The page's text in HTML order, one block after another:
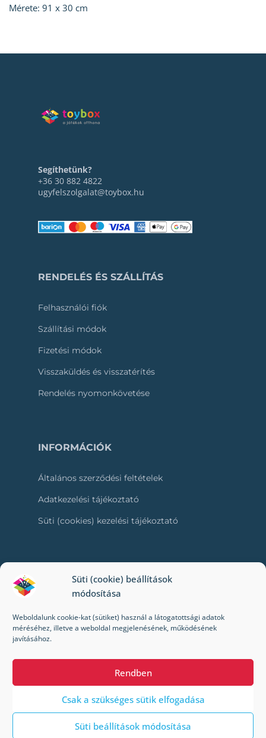
Süti (cookie) beállítások
módosítása
Weboldalunk cookie-kat (sütiket) használ a látogatottsági adatok
méréséhez, illetve a weboldal megjelenésének, működésének
javításához.
Rendben
Csak a szükséges sütik elfogadása
Süti beállítások módosítása
Mérete: 91 x 30 cm
Segíthetünk?
+36 30 882 4822
ugyfelszolgalat@toybox.hu
RENDELÉS ÉS SZÁLLÍTÁS
Felhasználói fiók
Szállítási módok
Fizetési módok
Visszaküldés és visszatérítés
Rendelés nyomonkövetése
INFORMÁCIÓK
Általános szerződési feltételek
Adatkezelési tájékoztató
Süti (cookies) kezelési tájékoztató
RÓLUNK
Kik vagyunk mi?